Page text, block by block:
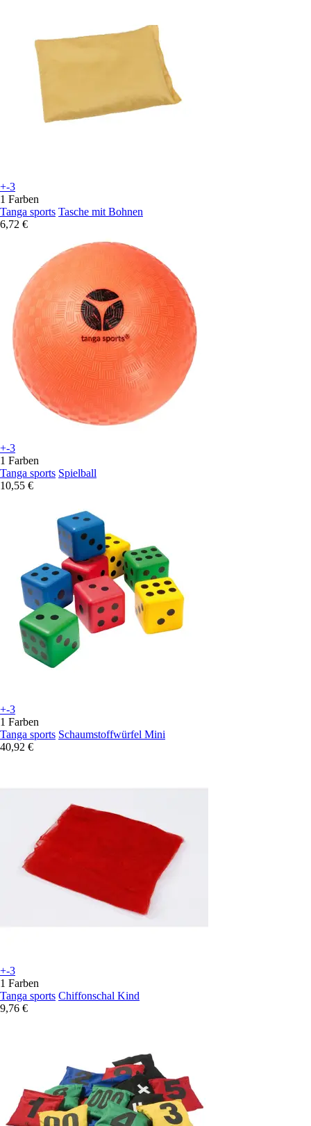
+-3
1 Farben
Tanga sports Tasche mit Bohnen
6,72 €
+-3
1 Farben
Tanga sports Spielball
10,55 €
+-3
1 Farben
Tanga sports Schaumstoffwürfel Mini
40,92 €
+-3
1 Farben
Tanga sports Chiffonschal Kind
9,76 €